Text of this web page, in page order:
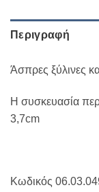
Περιγραφή
Άσπρες ξύλινες
Η συσκευασία
3,7cm
Κωδικός